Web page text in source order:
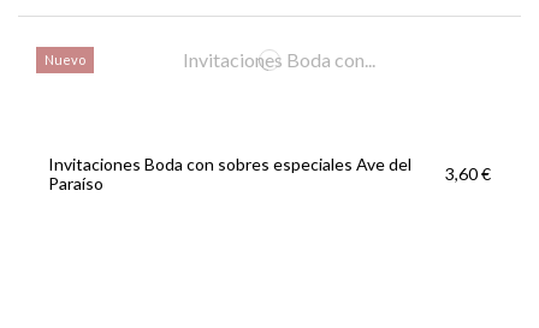
Nuevo
Invitaciones Boda con sobres especiales Ave del
Paraíso
3,60 €